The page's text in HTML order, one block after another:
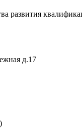
развития
д.17